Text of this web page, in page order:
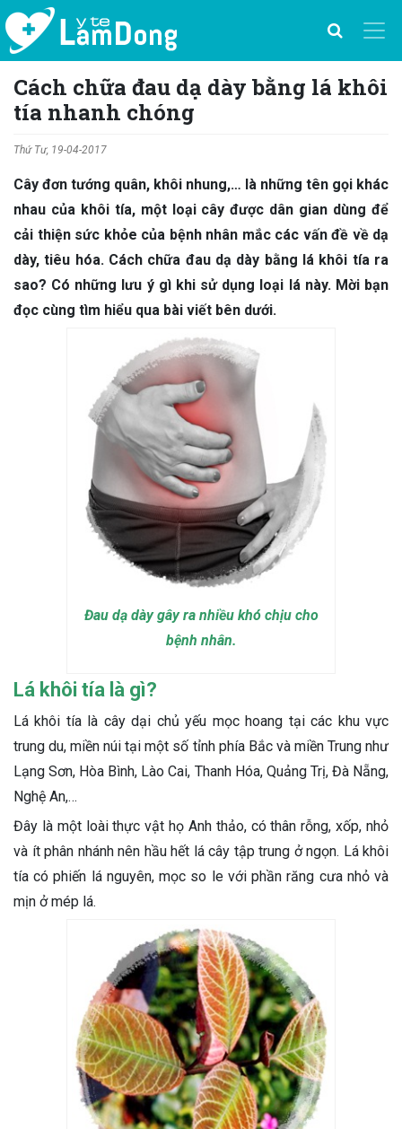
Cách chữa đau dạ dày bằng lá khôi
tía nhanh chóng
Thứ Tư, 19-04-2017
Cây đơn tướng quân, khôi nhung,… là những tên gọi khác
nhau của khôi tía, một loại cây được dân gian dùng để
cải thiện sức khỏe của bệnh nhân mắc các vấn đề về dạ
dày, tiêu hóa. Cách chữa đau dạ dày bằng lá khôi tía ra
sao? Có những lưu ý gì khi sử dụng loại lá này. Mời bạn
đọc cùng tìm hiểu qua bài viết bên dưới.
Đau dạ dày gây ra nhiều khó chịu cho
bệnh nhân.
Lá khôi tía là gì?
Lá khôi tía là cây dại chủ yếu mọc hoang tại các khu vực
trung du, miền núi tại một số tỉnh phía Bắc và miền Trung như
Lạng Sơn, Hòa Bình, Lào Cai, Thanh Hóa, Quảng Trị, Đà Nẵng,
Nghệ An,…
Đây là một loài thực vật họ Anh thảo, có thân rỗng, xốp, nhỏ
và ít phân nhánh nên hầu hết lá cây tập trung ở ngọn. Lá khôi
tía có phiến lá nguyên, mọc so le với phần răng cưa nhỏ và
mịn ở mép lá.